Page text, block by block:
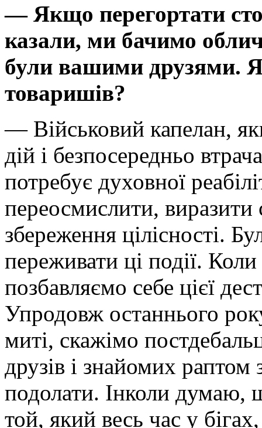
— Якщо перегортати
казали, ми бачимо
були вашими друзями.
товаришів?
— Військовий капелан,
дій і безпосередньо
потребує духовної
переосмислити, виразити
збереження цілісності.
переживати ці події.
позбавляємо себе цієї
Упродовж останнього
миті, скажімо
друзів і знайомих
подолати. Інколи думаю,
той, який весь час у